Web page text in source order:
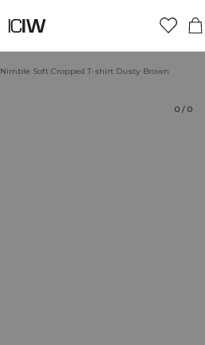
Nimble Soft Cropped T-shirt Dusty Brown
0 / 0